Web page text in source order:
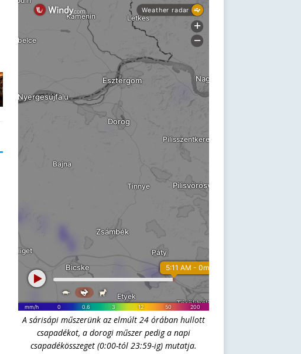
A sárisápi műszerünk az elmúlt 24 órában hullott
csapadékot, a dorogi műszer pedig a napi
csapadékösszeget (0:00-tól 23:59-ig) mutatja.